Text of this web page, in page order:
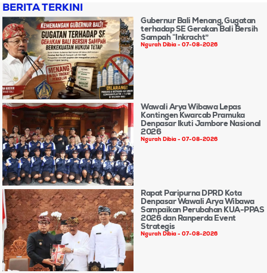
BERITA TERKINI
Gubernur Bali Menang, Gugatan
terhadap SE Gerakan Bali Bersih
Sampah “Inkracht”
Ngurah Dibia 07-08-2026
Wawali Arya Wibawa Lepas
Kontingen Kwarcab Pramuka
Denpasar Ikuti Jambore Nasional
2026
Ngurah Dibia 07-08-2026
Rapat Paripurna DPRD Kota
Denpasar Wawali Arya Wibawa
Sampaikan Perubahan KUA-PPAS
2026 dan Ranperda Event
Strategis
Ngurah Dibia 07-08-2026